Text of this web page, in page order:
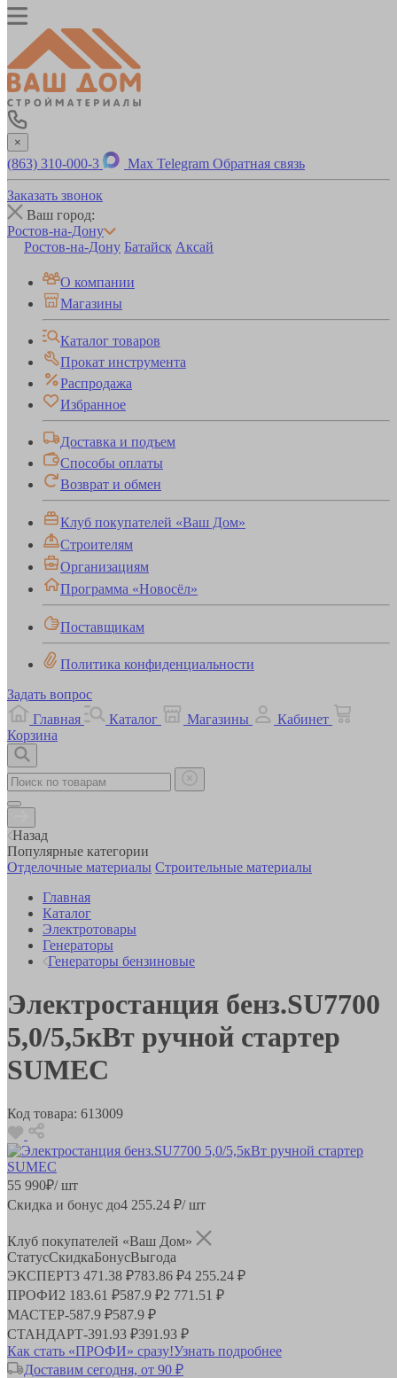
×
(863) 310-000-3 Max Telegram Обратная связь
Заказать звонок
Ваш город:
Ростов-на-Дону
Ростов-на-Дону Батайск Аксай
О компании
Магазины
Каталог товаров
Прокат инструмента
Распродажа
Избранное
Доставка и подъем
Способы оплаты
Возврат и обмен
Клуб покупателей «Ваш Дом»
Строителям
Организациям
Программа «Новосёл»
Поставщикам
Политика конфиденциальности
Задать вопрос
Главная
Каталог Магазины
Кабинет
Корзина
Назад
Популярные категории
Отделочные материалы Строительные материалы
Главная
Каталог
Электротовары
Генераторы
Генераторы бензиновые
Электростанция бенз.SU7700
5,0/5,5кВт ручной стартер
SUMEC
Код товара: 613009
55 990₽/ шт
Скидка и бонус до4 255.24 ₽/ шт
Клуб покупателей «Ваш Дом»
СтатусСкидкаБонусВыгода
ЭКСПЕРТ3 471.38 ₽783.86 ₽4 255.24 ₽
ПРОФИ2 183.61 ₽587.9 ₽2 771.51 ₽
МАСТЕР-587.9 ₽587.9 ₽
СТАНДАРТ-391.93 ₽391.93 ₽
Как стать «ПРОФИ» сразу!Узнать подробнее
Доставим сегодня, от 90 ₽